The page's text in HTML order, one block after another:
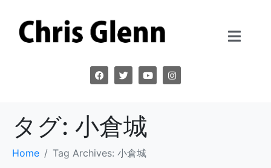
タグ: 小倉城
Home Tag Archives: 小倉城